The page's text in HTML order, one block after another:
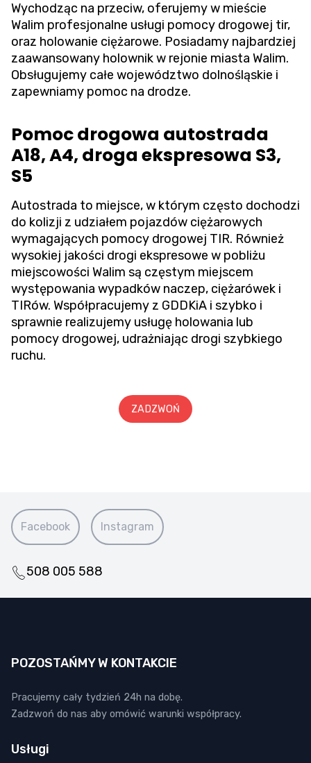
Wychodząc na przeciw, oferujemy w mieście
Walim profesjonalne usługi pomocy drogowej tir,
oraz holowanie ciężarowe. Posiadamy najbardziej
zaawansowany holownik w rejonie miasta Walim.
Obsługujemy całe województwo dolnośląskie i
zapewniamy pomoc na drodze.
Pomoc drogowa autostrada
A18, A4, droga ekspresowa S3,
S5
Autostrada to miejsce, w którym często dochodzi
do kolizji z udziałem pojazdów ciężarowych
wymagających pomocy drogowej TIR. Również
wysokiej jakości drogi ekspresowe w pobliżu
miejscowości Walim są częstym miejscem
występowania wypadków naczep, ciężarówek i
TIRów. Współpracujemy z GDDKiA i szybko i
sprawnie realizujemy usługę holowania lub
pomocy drogowej, udrażniając drogi szybkiego
ruchu.
ZADZWOŃ
Facebook Instagram
508 005 588
POZOSTAŃMY W KONTAKCIE
Pracujemy cały tydzień 24h na dobę.
Zadzwoń do nas aby omówić warunki współpracy.
Usługi